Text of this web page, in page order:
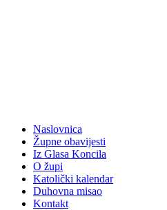
Naslovnica
Župne obavijesti
Iz Glasa Koncila
O župi
Katolički kalendar
Duhovna misao
Kontakt